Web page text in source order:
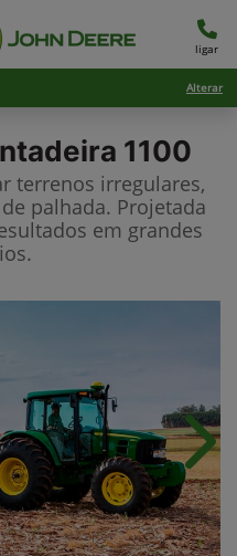
ligar
Alterar
1100
terrenos irregulares,
palhada. Projetada
em grandes